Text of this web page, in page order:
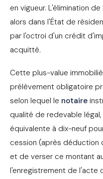
en vigueur. L'élimination
alors dans l'État de
par l'octroi d'un crédit
acquitté.
Cette plus-value
prélèvement obligatoire
selon lequel le notaire
qualité de redevable
équivalente à dix-neuf
cession (après déduction
et de verser ce montant
l'enregistrement de l'acte